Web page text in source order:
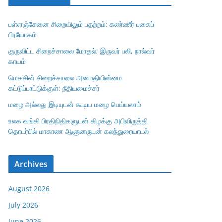
பள்ளஞ்சேனை சிறையிலும் பதற்றம்; கண்ணீர் புகைப்
பிரயோகம்
குருவிட்ட சிறைச்சாலை மோதல்; இருவர் பலி, நால்வர்
காயம்
மெகசின் சிறைச்சாலை அமைதியின்மை
கட்டுப்பாட்டுக்குள்; நீதியமைச்சர்
மழை அல்லது இடியுடன் கூடிய மழை பெய்யலாம்
உலக வங்கி பிரதிநிதிகளுடன் கிழக்கு அபிவிருத்தி
தொடர்பில் மாகாண ஆளுனருடன் கலந்துரையாடல்
Archives
August 2026
July 2026